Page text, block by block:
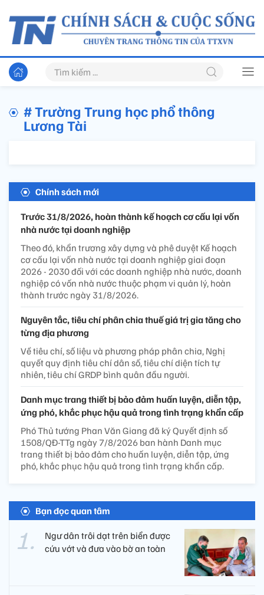
# Trường Trung học phổ thông
Lương Tài
Chính sách mới
Trước 31/8/2026, hoàn thành kế hoạch cơ cấu lại vốn
nhà nước tại doanh nghiệp
Theo đó, khẩn trương xây dựng và phê duyệt Kế hoạch
cơ cấu lại vốn nhà nước tại doanh nghiệp giai đoạn
2026 - 2030 đối với các doanh nghiệp nhà nước, doanh
nghiệp có vốn nhà nước thuộc phạm vi quản lý, hoàn
thành trước ngày 31/8/2026.
Nguyên tắc, tiêu chí phân chia thuế giá trị gia tăng cho
từng địa phương
Về tiêu chí, số liệu và phương pháp phân chia, Nghị
quyết quy định tiêu chí dân số, tiêu chí diện tích tự
nhiên, tiêu chí GRDP bình quân đầu người.
Danh mục trang thiết bị bảo đảm huấn luyện, diễn tập,
ứng phó, khắc phục hậu quả trong tình trạng khẩn cấp
Phó Thủ tướng Phan Văn Giang đã ký Quyết định số
1508/QĐ-TTg ngày 7/8/2026 ban hành Danh mục
trang thiết bị bảo đảm cho huấn luyện, diễn tập, ứng
phó, khắc phục hậu quả trong tình trạng khẩn cấp.
Bạn đọc quan tâm
Ngư dân trôi dạt trên biển được
cứu vớt và đưa vào bờ an toàn